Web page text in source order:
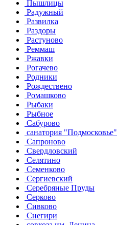
Пышлицы
Радужный
Развилка
Раздоры
Растуново
Реммаш
Ржавки
Рогачево
Родники
Рождествено
Ромашково
Рыбаки
Рыбное
Сабурово
санатория "Подмосковье"
Сапроново
Свердловский
Селятино
Семенково
Сергиевский
Серебряные Пруды
Серково
Сивково
Снегири